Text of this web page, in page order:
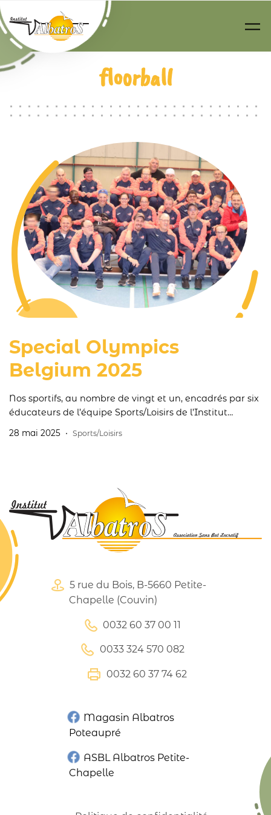
Passer au contenu principal
floorball
Special Olympics
Belgium 2025
Nos sportifs, au nombre de vingt et un, encadrés par six
éducateurs de l’équipe Sports/Loisirs de l’Institut
défendront nos couleurs aux Special Olympics Belgium
28 mai 2025 Sports/Loisirs
5 rue du Bois, B-5660 Petite-
Chapelle (Couvin)
0032 60 37 00 11
0033 324 570 082
0032 60 37 74 62
Magasin Albatros
Poteaupré
ASBL Albatros Petite-
Chapelle